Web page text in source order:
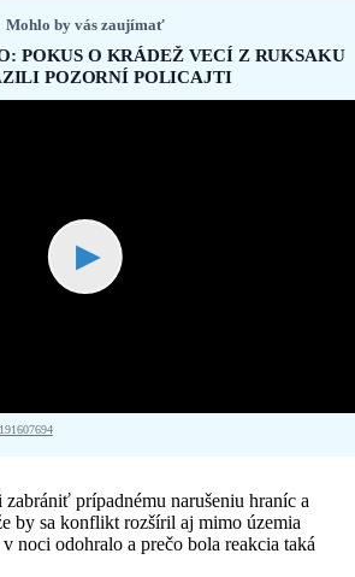
Mohlo by vás zaujímať
POKUS O KRÁDEŽ VECÍ Z RUKSAKU
POZORNÍ POLICAJTI
▶
prípadnému narušeniu hraníc a
by sa konflikt rozšíril aj mimo územia
noci odohralo a prečo bola reakcia taká